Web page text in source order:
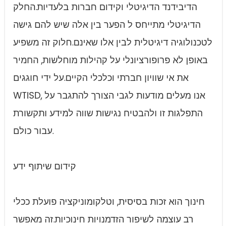
הדיבידנד הדיגיטלי וקידום חברות בלעדיות.החלק
הדיגיטלי מתייחס ל הפער בין אלה שיש להם גישה
לטכנולוגיה דיגיטלית לבין אלו שאינם.חלוק זה משפיע
באופן לא פרופורציונלי על קהילות מוחלשות, החמיר
את אי שוויון חברתי וכלכלי הקיים.על ידי חוגגים
WTISD, אנו מעלים מודעות לגבי הצורך להתגבר על
התפלגות זו ולהבטיח נגישות שווה למידע ותקשורת
עבור כולם.
קידום שיתוף ידע
חינוך הוא זכות בסיסית, וטלקומוניקציה פועלת ככלי
רב עוצמה לשיפור הזדמנויות חינוכיות.זה מאפשר